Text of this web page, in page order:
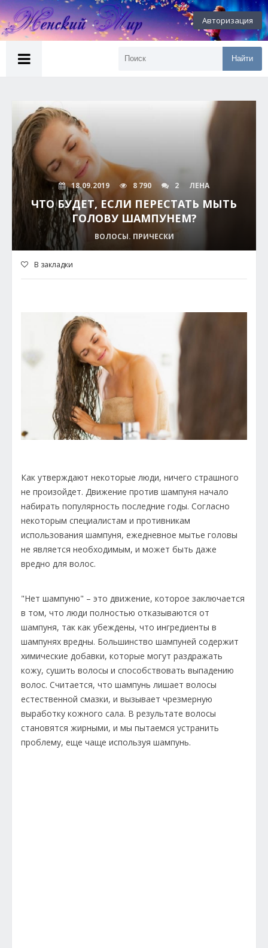
Авторизация
Найти
18.09.2019 8 790 2 ЛЕНА
ЧТО БУДЕТ, ЕСЛИ ПЕРЕСТАТЬ МЫТЬ
ГОЛОВУ ШАМПУНЕМ?
ВОЛОСЫ. ПРИЧЕСКИ
В закладки
Как утверждают некоторые люди, ничего страшного
не произойдет. Движение против шампуня начало
набирать популярность последние годы. Согласно
некоторым специалистам и противникам
использования шампуня, ежедневное мытье головы
не является необходимым, и может быть даже
вредно для волос.
"Нет шампуню" – это движение, которое заключается
в том, что люди полностью отказываются от
шампуня, так как убеждены, что ингредиенты в
шампунях вредны. Большинство шампуней содержит
химические добавки, которые могут раздражать
кожу, сушить волосы и способствовать выпадению
волос. Считается, что шампунь лишает волосы
естественной смазки, и вызывает чрезмерную
выработку кожного сала. В результате волосы
становятся жирными, и мы пытаемся устранить
проблему, еще чаще используя шампунь.